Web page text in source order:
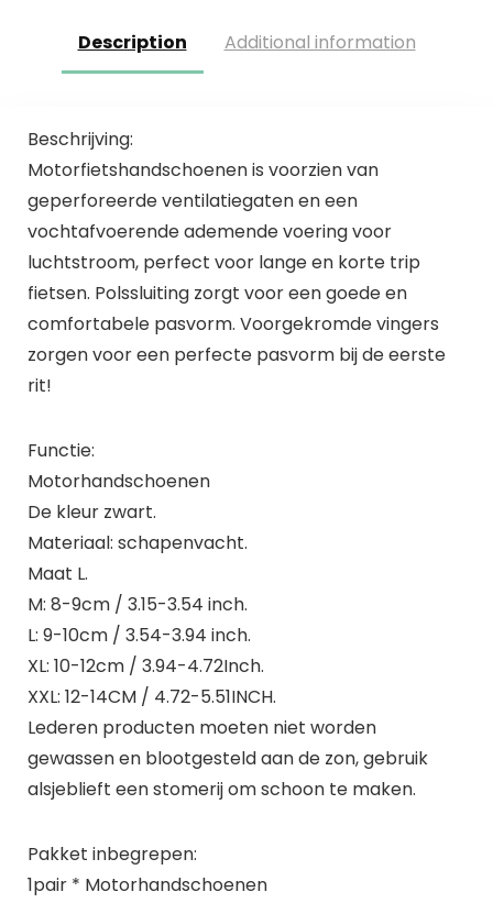
Description Additional information
Beschrijving:
Motorfietshandschoenen is voorzien van
geperforeerde ventilatiegaten en een
vochtafvoerende ademende voering voor
luchtstroom, perfect voor lange en korte trip
fietsen. Polssluiting zorgt voor een goede en
comfortabele pasvorm. Voorgekromde vingers
zorgen voor een perfecte pasvorm bij de eerste
rit!
Functie:
Motorhandschoenen
De kleur zwart.
Materiaal: schapenvacht.
Maat L.
M: 8-9cm / 3.15-3.54 inch.
L: 9-10cm / 3.54-3.94 inch.
XL: 10-12cm / 3.94-4.72Inch.
XXL: 12-14CM / 4.72-5.51INCH.
Lederen producten moeten niet worden
gewassen en blootgesteld aan de zon, gebruik
alsjeblieft een stomerij om schoon te maken.
Pakket inbegrepen:
1pair * Motorhandschoenen